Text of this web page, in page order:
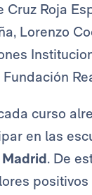
Roja
Lorenzo
curso
en las
. De